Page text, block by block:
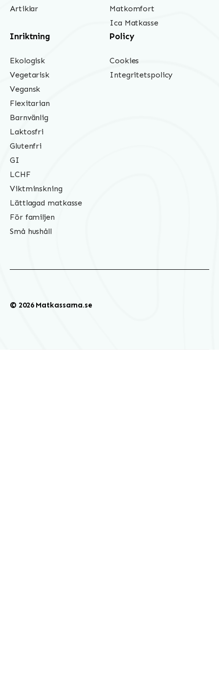
Artiklar
Matkomfort
Ica Matkasse
Inriktning
Ekologisk
Vegetarisk
Vegansk
Flexitarian
Barnvänlig
Laktosfri
Glutenfri
GI
LCHF
Viktminskning
Lättlagad matkasse
För familjen
Små hushåll
Policy
Cookies
Integritetspolicy
© 2026 Matkassarna.se